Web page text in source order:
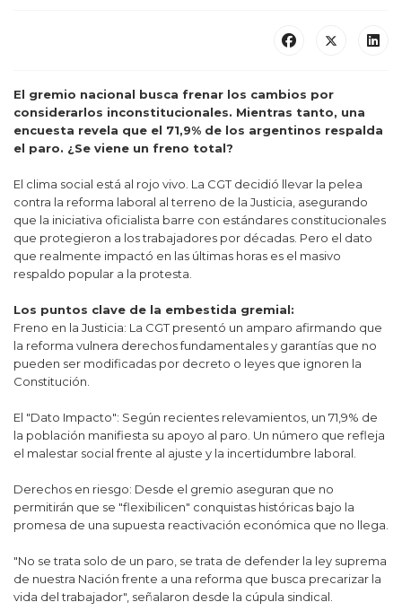
El gremio nacional busca frenar los cambios por
considerarlos inconstitucionales. Mientras tanto, una
encuesta revela que el 71,9% de los argentinos respalda
el paro. ¿Se viene un freno total?
El clima social está al rojo vivo. La CGT decidió llevar la pelea
contra la reforma laboral al terreno de la Justicia, asegurando
que la iniciativa oficialista barre con estándares constitucionales
que protegieron a los trabajadores por décadas. Pero el dato
que realmente impactó en las últimas horas es el masivo
respaldo popular a la protesta.
Los puntos clave de la embestida gremial:
Freno en la Justicia: La CGT presentó un amparo afirmando que
la reforma vulnera derechos fundamentales y garantías que no
pueden ser modificadas por decreto o leyes que ignoren la
Constitución.
El "Dato Impacto": Según recientes relevamientos, un 71,9% de
la población manifiesta su apoyo al paro. Un número que refleja
el malestar social frente al ajuste y la incertidumbre laboral.
Derechos en riesgo: Desde el gremio aseguran que no
permitirán que se "flexibilicen" conquistas históricas bajo la
promesa de una supuesta reactivación económica que no llega.
"No se trata solo de un paro, se trata de defender la ley suprema
de nuestra Nación frente a una reforma que busca precarizar la
vida del trabajador", señalaron desde la cúpula sindical.